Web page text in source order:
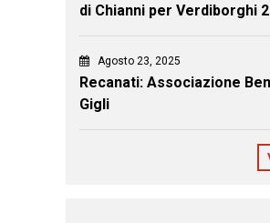
di Chianni per Verdiborghi
Agosto 23, 2025
Recanati: Associazione
Gigli